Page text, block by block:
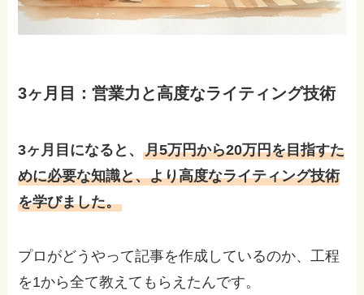
3ヶ月目：営業力と高度なライティング技術
3ヶ月目になると、月5万円から20万円を目指すた
めに必要な知識と、より高度なライティング技術
を学びました。
プロがどうやって記事を作成しているのか、工程
を1から全て教えてもらえたんです。